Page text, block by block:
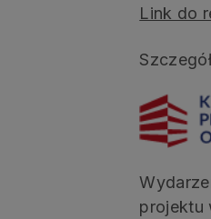
Link do
projektu